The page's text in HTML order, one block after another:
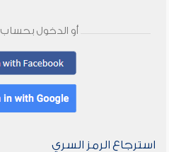
أو الدخول بحساب
استرجاع الرمز السري